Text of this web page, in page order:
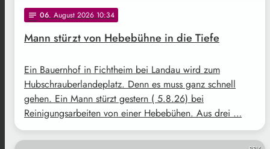
notes 06. August 2026 10:34
Mann stürzt von Hebebühne in die Tiefe
Ein Bauernhof in Fichtheim bei Landau wird zum
Hubschrauberlandeplatz. Denn es muss ganz schnell
gehen. Ein Mann stürzt gestern ( 5.8.26) bei
Reinigungsarbeiten von einer Hebebühen. Aus drei …